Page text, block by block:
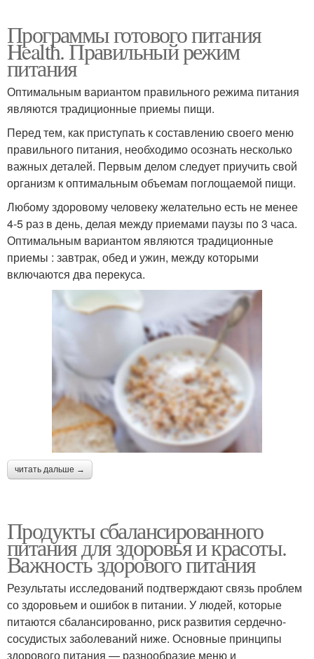
Программы готового питания
Health. Правильный режим
питания
Оптимальным вариантом правильного режима питания
являются традиционные приемы пищи.
Перед тем, как приступать к составлению своего меню
правильного питания, необходимо осознать несколько
важных деталей. Первым делом следует приучить свой
организм к оптимальным объемам поглощаемой пищи.
Любому здоровому человеку желательно есть не менее
4-5 раз в день, делая между приемами паузы по 3 часа.
Оптимальным вариантом являются традиционные
приемы : завтрак, обед и ужин, между которыми
включаются два перекуса.
читать дальше →
Продукты сбалансированного
питания для здоровья и красоты.
Важность здорового питания
Результаты исследований подтверждают связь проблем
со здоровьем и ошибок в питании. У людей, которые
питаются сбалансированно, риск развития сердечно-
сосудистых заболеваний ниже. Основные принципы
здорового питания — разнообразие меню и